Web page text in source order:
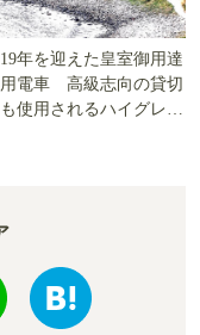
年を迎えた皇室御用達
電車 高級志向の貸切
使用されるハイグレー